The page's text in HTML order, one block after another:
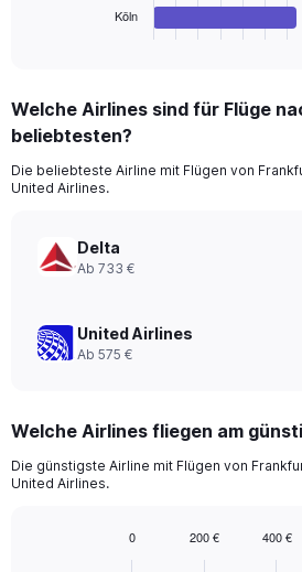
Range:
4
The
chart
Y
values.
Range:
Köln
Welche Airlines sind für Flüge
beliebtesten?
Die beliebteste Airline mit Flügen von
United Airlines.
Delta
Ab 733 €
United Airlines
Ab 575 €
Welche Airlines fliegen am
Die günstigste Airline mit Flügen von
United Airlines.
0 200 € 400 €